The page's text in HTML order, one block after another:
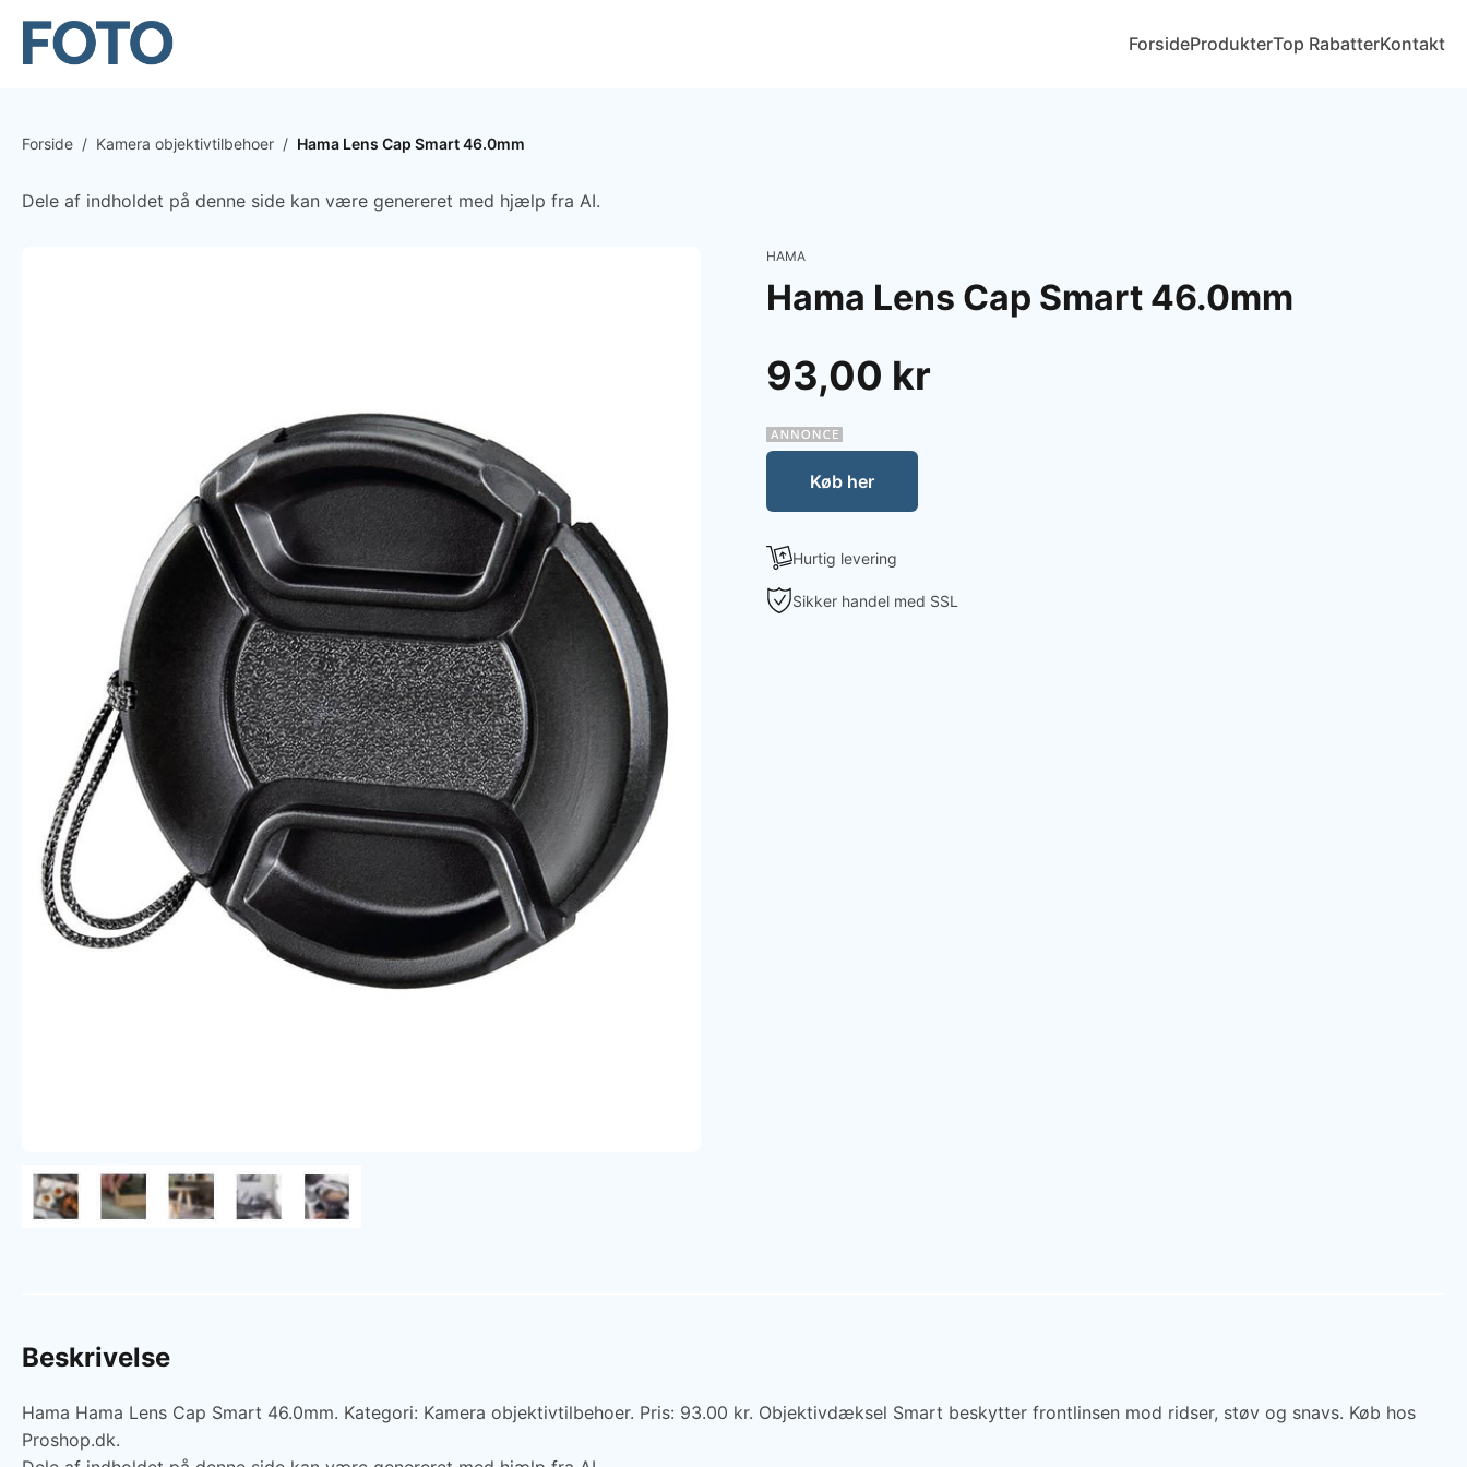
ForsideProdukterTop RabatterKontakt
Forside / Kamera objektivtilbehoer / Hama Lens Cap Smart 46.0mm
Dele af indholdet på denne side kan være genereret med hjælp fra AI.
HAMA
Hama Lens Cap Smart 46.0mm
93,00 kr
Køb her
Hurtig levering
Sikker handel med SSL
Beskrivelse
Hama Hama Lens Cap Smart 46.0mm. Kategori: Kamera objektivtilbehoer. Pris: 93.00 kr. Objektivdæksel Smart beskytter frontlinsen mod ridser, støv og snavs. Køb hos
Proshop.dk.